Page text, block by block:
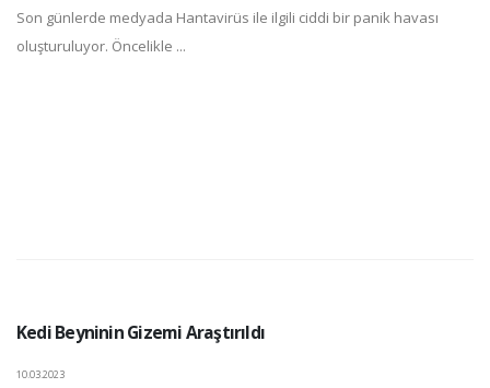
Son günlerde medyada Hantavirüs ile ilgili ciddi bir panik havası
oluşturuluyor. Öncelikle ...
Kedi Beyninin Gizemi Araştırıldı
10.03.2023